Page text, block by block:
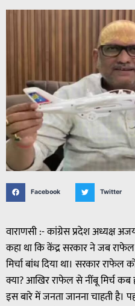
Facebook Twitter
वाराणसी :- कांग्रेस प्रदेश अध्यक्ष
कहा था कि केंद्र सरकार ने जब राफेल
मिर्चा बांध दिया था। सरकार
क्या? आखिर राफेल से नींबू मिर्च
इस बारे में जनता जानना चाहती है।